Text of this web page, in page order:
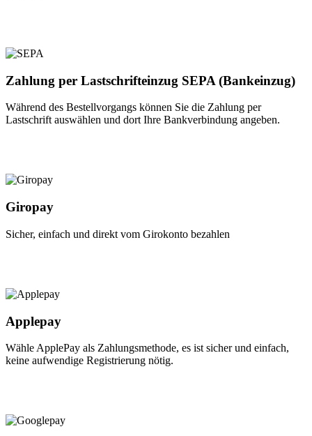
Zahlung per Lastschrifteinzug SEPA (Bankeinzug)
Während des Bestellvorgangs können Sie die Zahlung per
Lastschrift auswählen und dort Ihre Bankverbindung angeben.
Giropay
Sicher, einfach und direkt vom Girokonto bezahlen
Applepay
Wähle ApplePay als Zahlungsmethode, es ist sicher und einfach,
keine aufwendige Registrierung nötig.